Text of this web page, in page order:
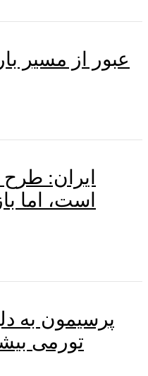
عبور از مسیر
ایران:
است، اما
پرسیمون به
تورمی